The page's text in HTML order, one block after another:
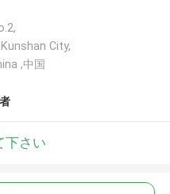
City,
,中国
下さい